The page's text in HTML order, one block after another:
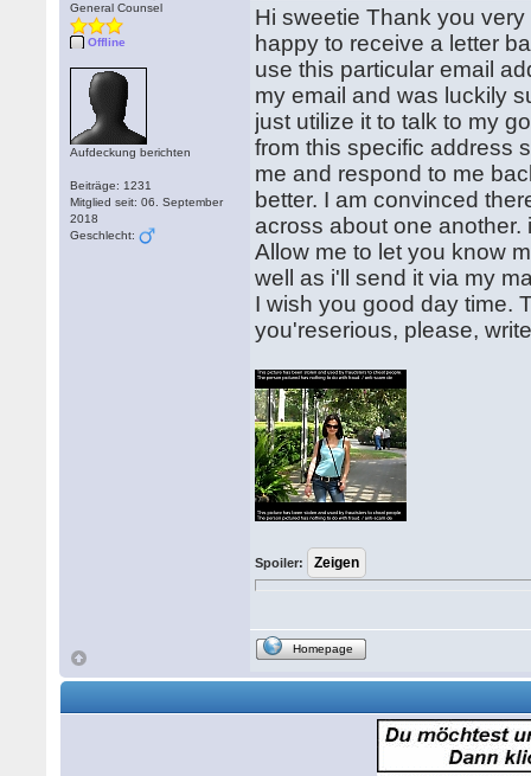
General Counsel
Offline
Aufdeckung berichten
Beiträge: 1231
Mitglied seit: 06. September
2018
Geschlecht:
Hi sweetie Thank you
happy to receive a letter
use this particular email
my email and was luckily
just utilize it to talk to my
from this specific address
me and respond to me
better. I am convinced
across about one
Allow me to let you know
well as i'll send it via my
I wish you good day time.
you'reserious, please,
Spoiler:
Homepage